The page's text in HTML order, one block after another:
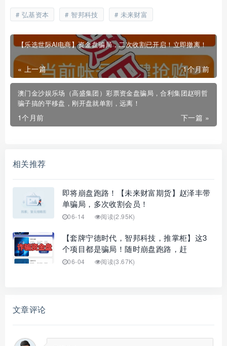
弘基资本 智邦科技 未来财富
【乐选世际AI电商】资金盘骗局，二次收割已开启！立即撤离！
« 上一篇 1个月前
澳门金沙娱乐场（高盛集团）彩票资金盘骗局，合利集团赵明哲
骗子搞的平移盘，刚开盘就单割，远离！
下一篇 »
1个月前
相关推荐
即将崩盘跑路！【未来财富期货】赵泽丰带
单骗局，多次收割会员！
06-14 阅读(2.95K)
【套牌宁德时代，智邦科技，推掌柜】这3
个项目都是骗局！随时崩盘跑路，赶
06-04 阅读(3.67K)
文章评论